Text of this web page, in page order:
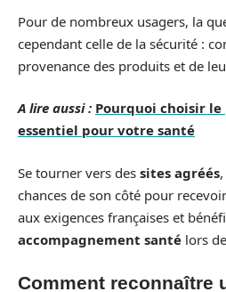
Pour de nombreux usagers, la
cependant celle de la sécurité :
provenance des produits et de
A lire aussi : Pourquoi choisir le
essentiel pour votre santé
Se tourner vers des sites agréés
chances de son côté pour
aux exigences françaises et
accompagnement santé lors
Comment reconnaître